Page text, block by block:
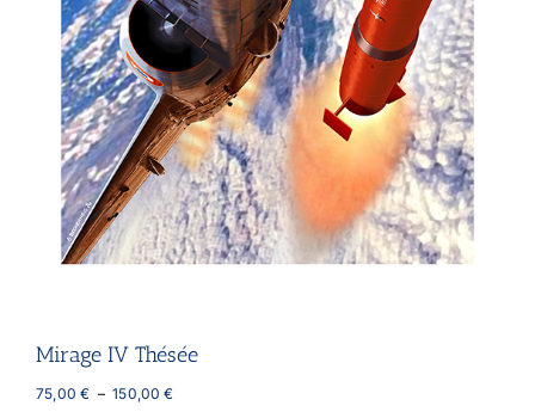
Mirage IV Thésée
75,00€ – 150,00€Plage